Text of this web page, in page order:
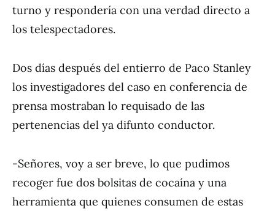
turno y respondería con una verdad directo a
los telespectadores.
Dos días después del entierro de Paco Stanley
los investigadores del caso en conferencia de
prensa mostraban lo requisado de las
pertenencias del ya difunto conductor.
-Señores, voy a ser breve, lo que pudimos
recoger fue dos bolsitas de cocaína y una
herramienta que quienes consumen de estas